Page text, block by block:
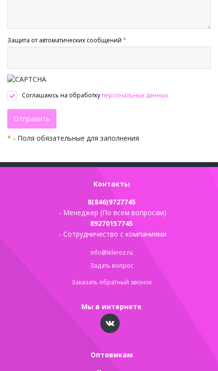
Защита от автоматических сообщений *
Соглашаюсь на обработку персональных данных
* - Поля обязательные для заполнения
Контакты
8(846)9727745
- Менеджер (По всем вопросам)
89270157745
- Сотрудничество с компаниями
info@leleroz.ru
Задать вопрос
Заказать обратный звонок
Мы в интернете
Оптовикам